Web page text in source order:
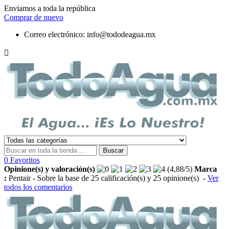
Enviamos a toda la república
Comprar de nuevo
Correo electrónico: info@tododeagua.mx

Buscar
0 Favoritos
Opinione(s) y valoración(s)
(4,88/5) Marca
: Pentair- Sobre la base de 25 calificación(s) y 25 opinione(s) - Ver
todos los comentarios